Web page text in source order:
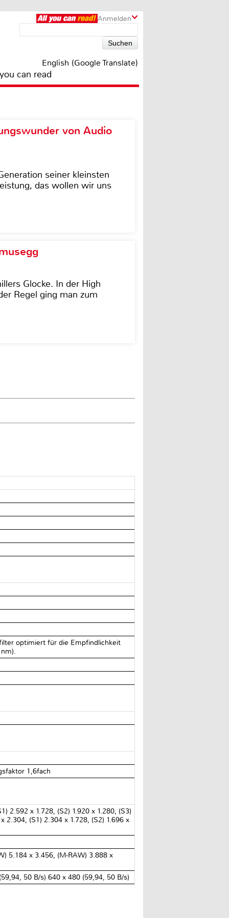
Anmelden
English (Google Translate)
can read
von Audio
seiner kleinsten
das wollen wir uns
Glocke. In der High
Regel ging man zum
optimiert für die Empfindlichkeit
1,6fach
2.592 x 1.728, (S2) 1.920 x 1.280, (S3)
2.304, (S1) 2.304 x 1.728, (S2) 1.696 x
5.184 x 3.456, (M-RAW) 3.888 x
50 B/s) 640 x 480 (59,94, 50 B/s)